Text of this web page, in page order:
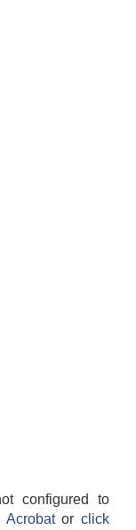
configured to
Acrobatorclick